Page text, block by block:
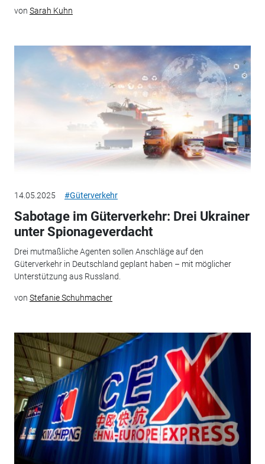
von Sarah Kuhn
14.05.2025 #Güterverkehr
Sabotage im Güterverkehr: Drei Ukrainer
unter Spionageverdacht
Drei mutmaßliche Agenten sollen Anschläge auf den
Güterverkehr in Deutschland geplant haben – mit möglicher
Unterstützung aus Russland.
von Stefanie Schuhmacher